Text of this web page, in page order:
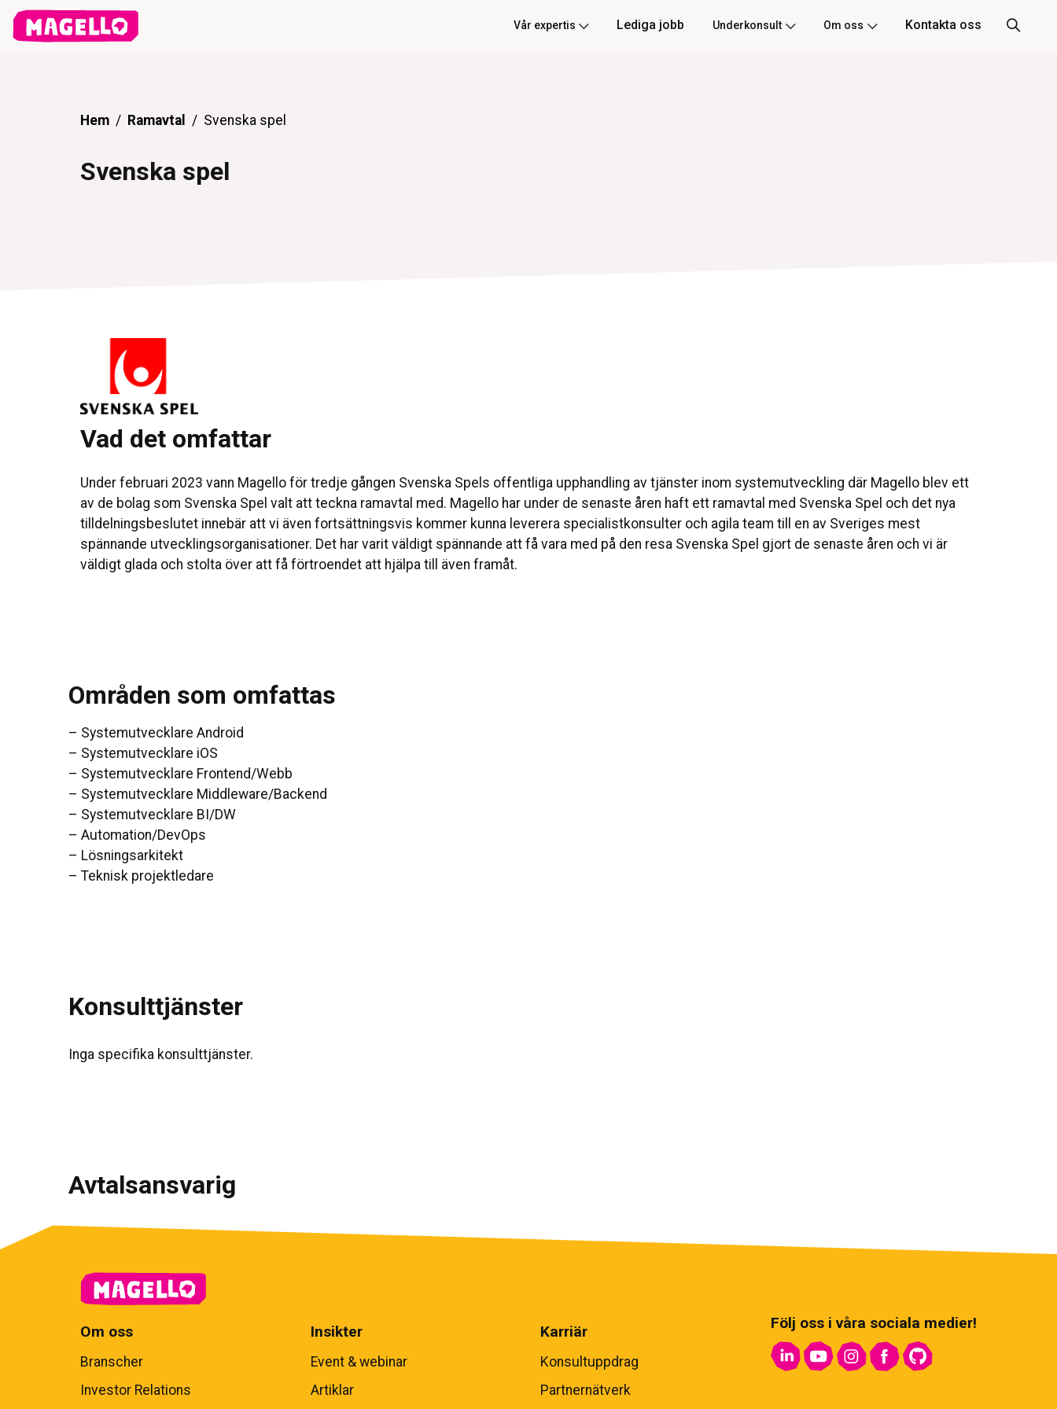
Vår expertis Lediga jobb Underkonsult Om oss Kontakta oss
Hem Ramavtal Svenska spel
Svenska spel
Vad det omfattar
Under februari 2023 vann Magello för tredje gången Svenska Spels offentliga upphandling av tjänster inom systemutveckling där Magello blev ett
av de bolag som Svenska Spel valt att teckna ramavtal med. Magello har under de senaste åren haft ett ramavtal med Svenska Spel och det nya
tilldelningsbeslutet innebär att vi även fortsättningsvis kommer kunna leverera specialistkonsulter och agila team till en av Sveriges mest
spännande utvecklingsorganisationer. Det har varit väldigt spännande att få vara med på den resa Svenska Spel gjort de senaste åren och vi är
väldigt glada och stolta över att få förtroendet att hjälpa till även framåt.
Områden som omfattas
– Systemutvecklare Android
– Systemutvecklare iOS
– Systemutvecklare Frontend/Webb
– Systemutvecklare Middleware/Backend
– Systemutvecklare BI/DW
– Automation/DevOps
– Lösningsarkitekt
– Teknisk projektledare
Konsulttjänster
Inga specifika konsulttjänster.
Avtalsansvarig
Om oss
Branscher
Investor Relations
Insikter
Event & webinar
Artiklar
Karriär
Konsultuppdrag
Partnernätverk
Följ oss i våra sociala medier!